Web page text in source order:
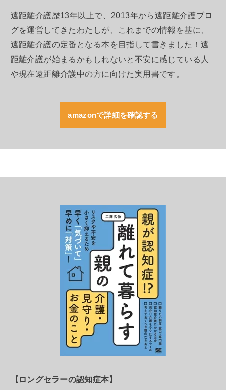
遠距離介護歴13年以上で、2013年から遠距離介護ブロ
グを運営してきたわたしが、これまでの情報を基に、
遠距離介護の定番となる本を目指して書きました！遠
距離介護が始まるかもしれないと不安に感じている人
や現在遠距離介護中の方に向けた実用書です。
amazonで詳細を確認する
【ロングセラーの認知症本】